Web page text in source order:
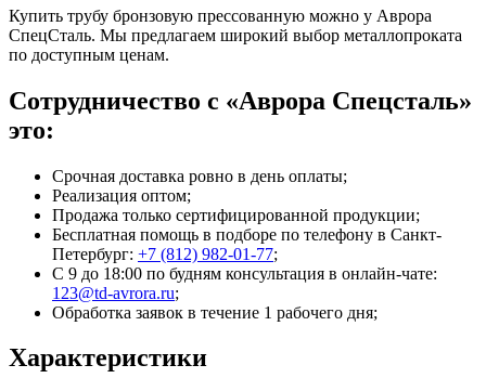
Купить трубу бронзовую прессованную можно у Аврора
СпецСталь. Мы предлагаем широкий выбор металлопроката
по доступным ценам.
Сотрудничество с «Аврора Спецсталь»
это:
Срочная доставка ровно в день оплаты;
Реализация оптом;
Продажа только сертифицированной продукции;
Бесплатная помощь в подборе по телефону в Санкт-
Петербург: +7 (812) 982-01-77;
С 9 до 18:00 по будням консультация в онлайн-чате:
123@td-avrora.ru;
Обработка заявок в течение 1 рабочего дня;
Характеристики